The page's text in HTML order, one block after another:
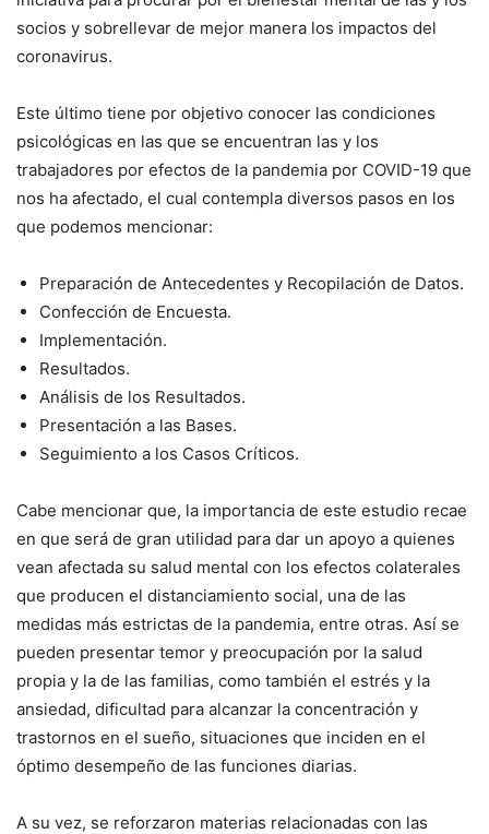
socios y sobrellevar de mejor manera los impactos del
coronavirus.
Este último tiene por objetivo conocer las condiciones
psicológicas en las que se encuentran las y los
trabajadores por efectos de la pandemia por COVID-19 que
nos ha afectado, el cual contempla diversos pasos en los
que podemos mencionar:
Preparación de Antecedentes y Recopilación de Datos.
Confección de Encuesta.
Implementación.
Resultados.
Análisis de los Resultados.
Presentación a las Bases.
Seguimiento a los Casos Críticos.
Cabe mencionar que, la importancia de este estudio recae
en que será de gran utilidad para dar un apoyo a quienes
vean afectada su salud mental con los efectos colaterales
que producen el distanciamiento social, una de las
medidas más estrictas de la pandemia, entre otras. Así se
pueden presentar temor y preocupación por la salud
propia y la de las familias, como también el estrés y la
ansiedad, dificultad para alcanzar la concentración y
trastornos en el sueño, situaciones que inciden en el
óptimo desempeño de las funciones diarias.
A su vez, se reforzaron materias relacionadas con las